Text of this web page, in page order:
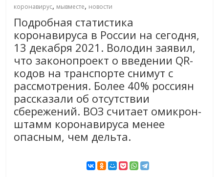
коронавирус, мывместе, новости
Подробная статистика
коронавируса в России на сегодня,
13 декабря 2021. Володин заявил,
что законопроект о введении QR-
кодов на транспорте снимут с
рассмотрения. Более 40% россиян
рассказали об отсутствии
сбережений. ВОЗ считает омикрон-
штамм коронавируса менее
опасным, чем дельта.